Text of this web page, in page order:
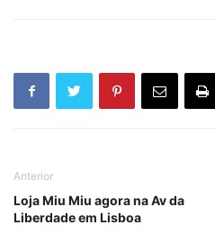
Anterior
Loja Miu Miu agora na Av da
Liberdade em Lisboa